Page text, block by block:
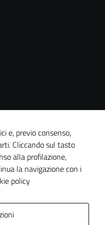
e, previo consenso,
Cliccando sul tasto
alla profilazione,
la navigazione con i
policy